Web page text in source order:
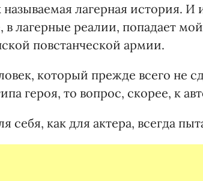
называемая лагерная история.
в лагерные реалии, попадает
повстанческой армии.
который прежде всего не
героя, то вопрос, скорее, к
себя, как для актера, всегда